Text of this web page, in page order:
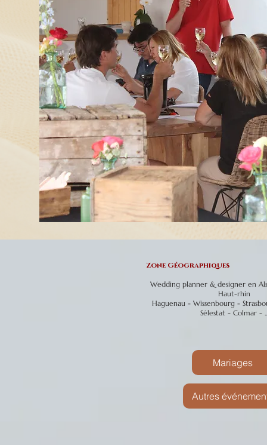
Zone Géographiques
Wedding planner & designer en
Haut-rhin
Haguenau - Wissenbourg -
Sélestat - Colmar -
Mariages
Autres